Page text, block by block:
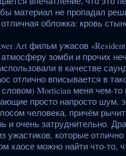
материал не пропадал
обложка: кровь
Art фильм ужасов
зомби и прочих
в качестве
отлично вписывается в
Mortician меня чем-
просто напросто шум,
человека, причём
и очень затруднительно.
ужастиков, которые
хаосе можно найти что-то,